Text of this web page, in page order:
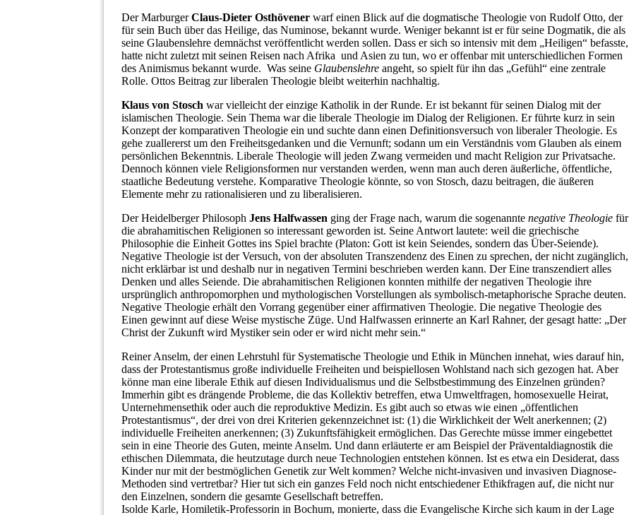
Der MarburgerClaus-Dieter Osthövener warf einen Blick auf die dogmatische Theologie von Rudolf Otto, der
für sein Buch über das Heilige, das Numinose, bekannt wurde. Weniger bekannt ist er für seine Dogmatik, die als
seine Glaubenslehre demnächst veröffentlicht werden sollen. Dass er sich so intensiv mit dem „Heiligen“ befasste,
hatte nicht zuletzt mit seinen Reisen nach Afrika und Asien zu tun, wo er offenbar mit unterschiedlichen Formen
des Animismus bekannt wurde. Was seine Glaubenslehre angeht, so spielt für ihn das „Gefühl“ eine zentrale
Rolle. Ottos Beitrag zur liberalen Theologie bleibt weiterhin nachhaltig.
Klaus von Stosch war vielleicht der einzige Katholik in der Runde. Er ist bekannt für seinen Dialog mit der
islamischen Theologie. Sein Thema war die liberale Theologie im Dialog der Religionen. Er führte kurz in sein
Konzept der komparativen Theologie ein und suchte dann einen Definitionsversuch von liberaler Theologie. Es
gehe zuallererst um den Freiheitsgedanken und die Vernunft; sodann um ein Verständnis vom Glauben als einem
persönlichen Bekenntnis. Liberale Theologie will jeden Zwang vermeiden und macht Religion zur Privatsache.
Dennoch können viele Religionsformen nur verstanden werden, wenn man auch deren äußerliche, öffentliche,
staatliche Bedeutung verstehe. Komparative Theologie könnte, so von Stosch, dazu beitragen, die äußeren
Elemente mehr zu rationalisieren und zu liberalisieren.
Der Heidelberger Philosoph Jens Halfwassen ging der Frage nach, warum die sogenannte negative Theologie für
die abrahamitischen Religionen so interessant geworden ist. Seine Antwort lautete: weil die griechische
Philosophie die Einheit Gottes ins Spiel brachte (Platon: Gott ist kein Seiendes, sondern das Über-Seiende).
Negative Theologie ist der Versuch, von der absoluten Transzendenz des Einen zu sprechen, der nicht zugänglich,
nicht erklärbar ist und deshalb nur in negativen Termini beschrieben werden kann. Der Eine transzendiert alles
Denken und alles Seiende. Die abrahamitischen Religionen konnten mithilfe der negativen Theologie ihre
ursprünglich anthropomorphen und mythologischen Vorstellungen als symbolisch-metaphorische Sprache deuten.
Negative Theologie erhält den Vorrang gegenüber einer affirmativen Theologie. Die negative Theologie des
Einen gewinnt auf diese Weise mystische Züge. Und Halfwassen erinnerte an Karl Rahner, der gesagt hatte: „Der
Christ der Zukunft wird Mystiker sein oder er wird nicht mehr sein.“
Reiner Anselm, der einen Lehrstuhl für Systematische Theologie und Ethik in München innehat, wies darauf hin,
dass der Protestantismus große individuelle Freiheiten und beispiellosen Wohlstand nach sich gezogen hat. Aber
könne man eine liberale Ethik auf diesen Individualismus und die Selbstbestimmung des Einzelnen gründen?
Immerhin gibt es drängende Probleme, die das Kollektiv betreffen, etwa Umweltfragen, homosexuelle Heirat,
Unternehmensethik oder auch die reproduktive Medizin. Es gibt auch so etwas wie einen „öffentlichen
Protestantismus“, der drei von drei Kriterien gekennzeichnet ist: (1) die Wirklichkeit der Welt anerkennen; (2)
individuelle Freiheiten anerkennen; (3) Zukunftsfähigkeit ermöglichen. Das Gerechte müsse immer eingebettet
sein in eine Theorie des Guten, meinte Anselm. Und dann erläuterte er am Beispiel der Präventaldiagnostik die
ethischen Dilemmata, die heutzutage durch neue Technologien entstehen können. Ist es etwa ein Desiderat, dass
Kinder nur mit der bestmöglichen Genetik zur Welt kommen? Welche nicht-invasiven und invasiven Diagnose-
Methoden sind vertretbar? Hier tut sich ein ganzes Feld noch nicht entschiedener Ethikfragen auf, die nicht nur
den Einzelnen, sondern die gesamte Gesellschaft betreffen.
Isolde Karle, Homiletik-Professorin in Bochum, monierte, dass die Evangelische Kirche sich kaum in der Lage